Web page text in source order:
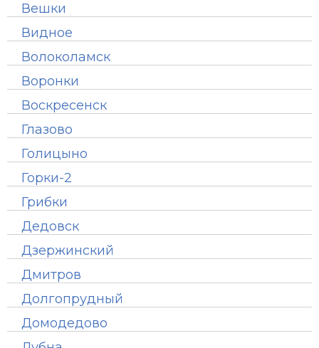
Вешки
Видное
Волоколамск
Воронки
Воскресенск
Глазово
Голицыно
Горки-2
Грибки
Дедовск
Дзержинский
Дмитров
Долгопрудный
Домодедово